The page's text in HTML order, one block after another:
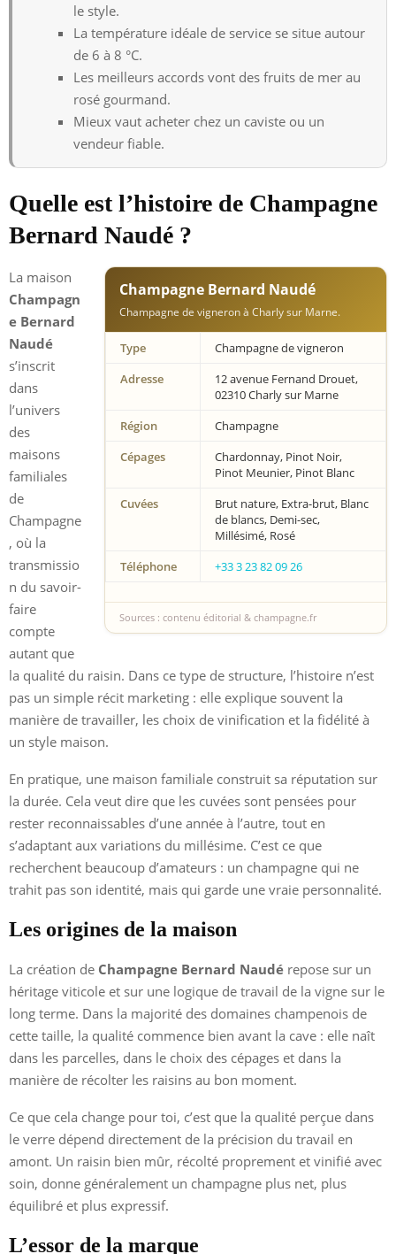
le style.
La température idéale de service se situe autour
de 6 à 8 °C.
Les meilleurs accords vont des fruits de mer au
rosé gourmand.
Mieux vaut acheter chez un caviste ou un
vendeur fiable.
Quelle est l’histoire de Champagne
Bernard Naudé ?
Champagne Bernard Naudé
Champagne de vigneron à Charly sur Marne.
Type
Champagne de vigneron
Adresse
12 avenue Fernand Drouet,
02310 Charly sur Marne
Région
Champagne
Cépages
Chardonnay, Pinot Noir,
Pinot Meunier, Pinot Blanc
Cuvées
Brut nature, Extra-brut, Blanc
de blancs, Demi-sec,
Millésimé, Rosé
Téléphone
+33 3 23 82 09 26
Sources : contenu éditorial & champagne.fr
La maison
Champagn
e Bernard
Naudé
s’inscrit
dans
l’univers
des
maisons
familiales
de
Champagne
, où la
transmissio
n du savoir-
faire
compte
autant que
la qualité du raisin. Dans ce type de structure, l’histoire n’est
pas un simple récit marketing : elle explique souvent la
manière de travailler, les choix de vinification et la fidélité à
un style maison.
En pratique, une maison familiale construit sa réputation sur
la durée. Cela veut dire que les cuvées sont pensées pour
rester reconnaissables d’une année à l’autre, tout en
s’adaptant aux variations du millésime. C’est ce que
recherchent beaucoup d’amateurs : un champagne qui ne
trahit pas son identité, mais qui garde une vraie personnalité.
Les origines de la maison
La création de Champagne Bernard Naudé repose sur un
héritage viticole et sur une logique de travail de la vigne sur le
long terme. Dans la majorité des domaines champenois de
cette taille, la qualité commence bien avant la cave : elle naît
dans les parcelles, dans le choix des cépages et dans la
manière de récolter les raisins au bon moment.
Ce que cela change pour toi, c’est que la qualité perçue dans
le verre dépend directement de la précision du travail en
amont. Un raisin bien mûr, récolté proprement et vinifié avec
soin, donne généralement un champagne plus net, plus
équilibré et plus expressif.
L’essor de la marque